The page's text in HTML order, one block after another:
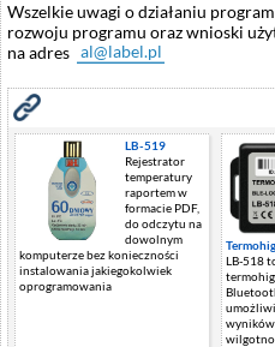
Wszelkie uwagi o działaniu
rozwoju programu oraz wnioski
na adres
LB-519
Rejestrator
temperatury
raportem w
formacie PDF,
do odczytu na
dowolnym
komputerze bez konieczności
instalowania jakiegokolwiek
oprogramowania
LB-518